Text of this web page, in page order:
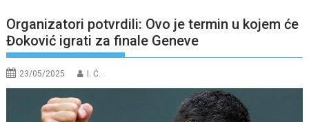
Organizatori potvrdili: Ovo je termin u kojem će
Đoković igrati za finale Geneve
23/05/2025 I. Ć.